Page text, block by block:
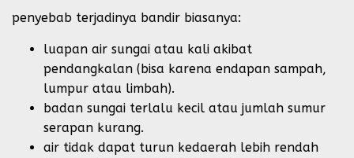
penyebab terjadinya bandir biasanya:
luapan air sungai atau kali akibat
pendangkalan (bisa karena endapan sampah,
lumpur atau limbah).
badan sungai terlalu kecil atau jumlah sumur
serapan kurang.
air tidak dapat turun kedaerah lebih rendah